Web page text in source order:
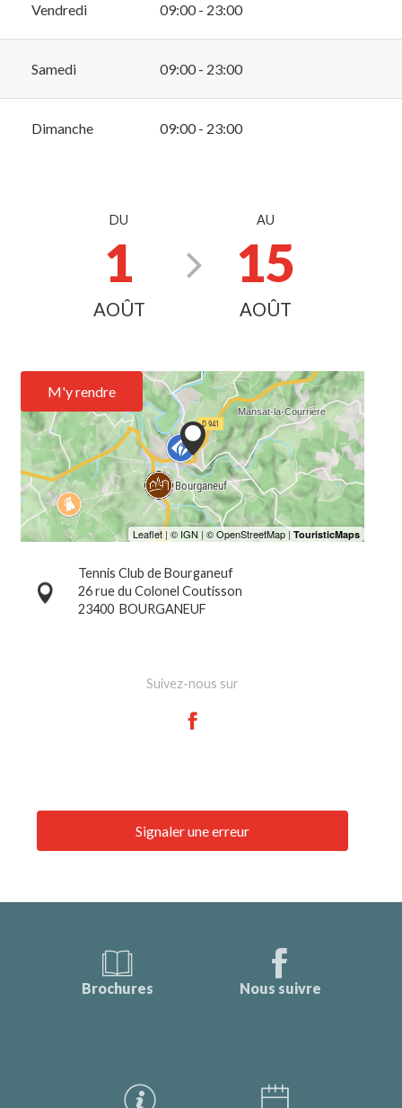
Vendredi 09:00 - 23:00
Samedi 09:00 - 23:00
Dimanche 09:00 - 23:00
DU
1
AOÛT
AU
15
AOÛT
M'y rendre
Tennis Club de Bourganeuf
26 rue du Colonel Coutisson
23400 BOURGANEUF
Suivez-nous sur
Signaler une erreur
Brochures Nous suivre